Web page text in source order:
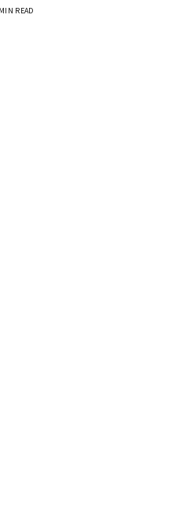
MIN READ